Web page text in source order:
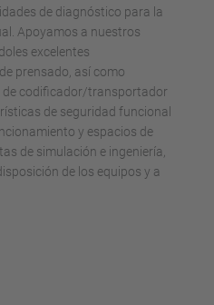
de diagnóstico para la
Apoyamos a nuestros
excelentes
prensado, así como
codificador/transportador
de seguridad funcional
y espacios de
de simulación e ingeniería,
de los equipos y a